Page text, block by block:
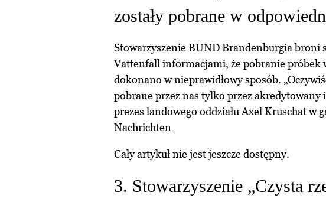
zostały pobrane w
Stowarzyszenie BUND Brandenburgia broni
Vattenfall informacjami, że pobranie próbek
dokonano w nieprawidłowy sposób.
pobrane przez nas tylko przez
prezes landowego oddziału Axel Kruschat w
Nachrichten
Cały artykuł nie jest jeszcze dostępny.
3. Stowarzyszenie „Czysta